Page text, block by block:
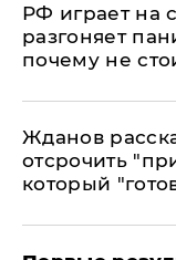
РФ играет на
разгоняет
почему не
Жданов
отсрочить
который